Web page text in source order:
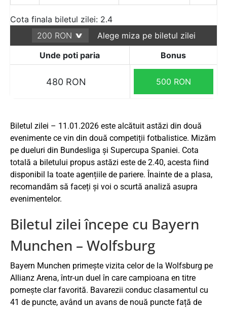
Cota finala biletul zilei: 2.4
Alege miza pe biletul zilei
Unde poti paria
Bonus
480 RON 500 RON
Biletul zilei – 11.01.2026 este alcătuit astăzi din două
evenimente ce vin din două competiții fotbalistice. Mizăm
pe dueluri din Bundesliga și Supercupa Spaniei. Cota
totală a biletului propus astăzi este de 2.40, acesta fiind
disponibil la toate agențiile de pariere. Înainte de a plasa,
recomandăm să faceți și voi o scurtă analiză asupra
evenimentelor.
Biletul zilei începe cu Bayern
Munchen – Wolfsburg
Bayern Munchen primește vizita celor de la Wolfsburg pe
Allianz Arena, într-un duel în care campioana en titre
pornește clar favorită. Bavarezii conduc clasamentul cu
41 de puncte, având un avans de nouă puncte față de